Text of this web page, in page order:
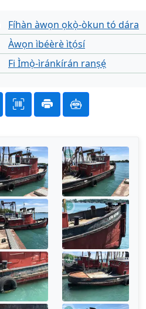
Fíhàn àwọn ọkọ̀-òkun tó dára
Àwọn ìbéèrè ìtọ́sí
Fi Ìmọ̀-ìránkírán ranṣẹ́